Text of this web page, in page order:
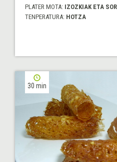
PLATER MOTA: IZOZKIAK ETA
TENPERATURA: HOTZA
30 min